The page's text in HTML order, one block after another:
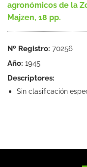
agronómicos de la
Majzen, 18 pp.
Nº Registro: 70256
Año: 1945
Descriptores:
Sin clasificación